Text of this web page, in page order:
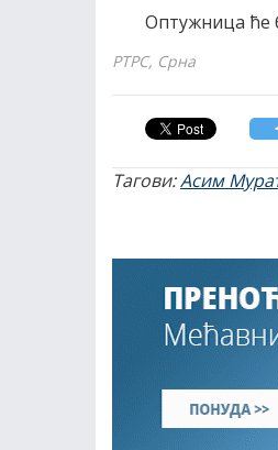
Оптужница ће
РТРС, Срна
Тагови:Асим